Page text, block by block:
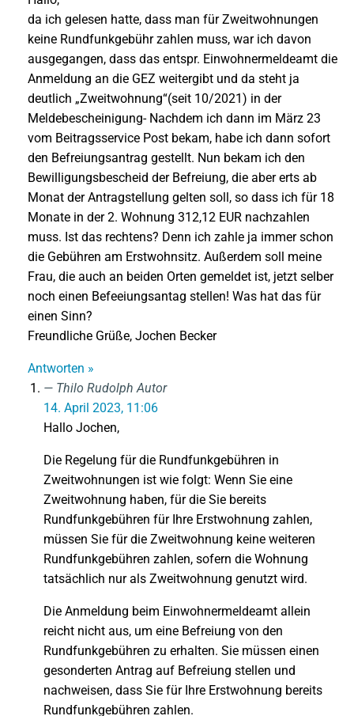
da ich gelesen hatte, dass man für Zweitwohnungen
keine Rundfunkgebühr zahlen muss, war ich davon
ausgegangen, dass das entspr. Einwohnermeldeamt die
Anmeldung an die GEZ weitergibt und da steht ja
deutlich „Zweitwohnung“(seit 10/2021) in der
Meldebescheinigung- Nachdem ich dann im März 23
vom Beitragsservice Post bekam, habe ich dann sofort
den Befreiungsantrag gestellt. Nun bekam ich den
Bewilligungsbescheid der Befreiung, die aber erts ab
Monat der Antragstellung gelten soll, so dass ich für 18
Monate in der 2. Wohnung 312,12 EUR nachzahlen
muss. Ist das rechtens? Denn ich zahle ja immer schon
die Gebühren am Erstwohnsitz. Außerdem soll meine
Frau, die auch an beiden Orten gemeldet ist, jetzt selber
noch einen Befeeiungsantag stellen! Was hat das für
einen Sinn?
Freundliche Grüße, Jochen Becker
Antworten »
Thilo Rudolph Autor
14. April 2023, 11:06
Hallo Jochen,
Die Regelung für die Rundfunkgebühren in
Zweitwohnungen ist wie folgt: Wenn Sie eine
Zweitwohnung haben, für die Sie bereits
Rundfunkgebühren für Ihre Erstwohnung zahlen,
müssen Sie für die Zweitwohnung keine weiteren
Rundfunkgebühren zahlen, sofern die Wohnung
tatsächlich nur als Zweitwohnung genutzt wird.
Die Anmeldung beim Einwohnermeldeamt allein
reicht nicht aus, um eine Befreiung von den
Rundfunkgebühren zu erhalten. Sie müssen einen
gesonderten Antrag auf Befreiung stellen und
nachweisen, dass Sie für Ihre Erstwohnung bereits
Rundfunkgebühren zahlen.